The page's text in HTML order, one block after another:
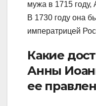
мужа в 1715 году,
В 1730 году она
императрицей
Какие
Анны
ее